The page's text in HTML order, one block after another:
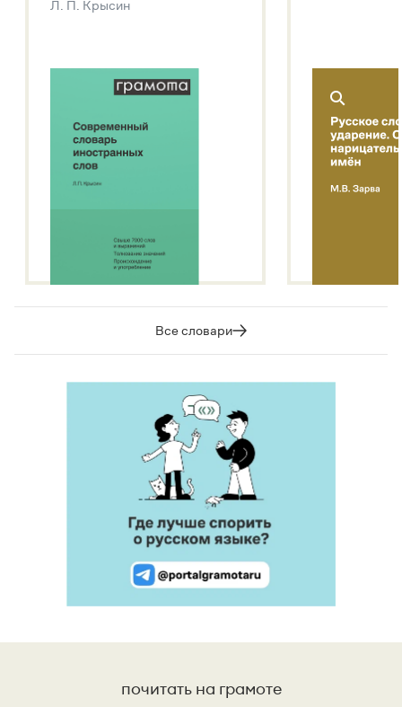
Л. П. Крысин
Все словари
почитать на грамоте